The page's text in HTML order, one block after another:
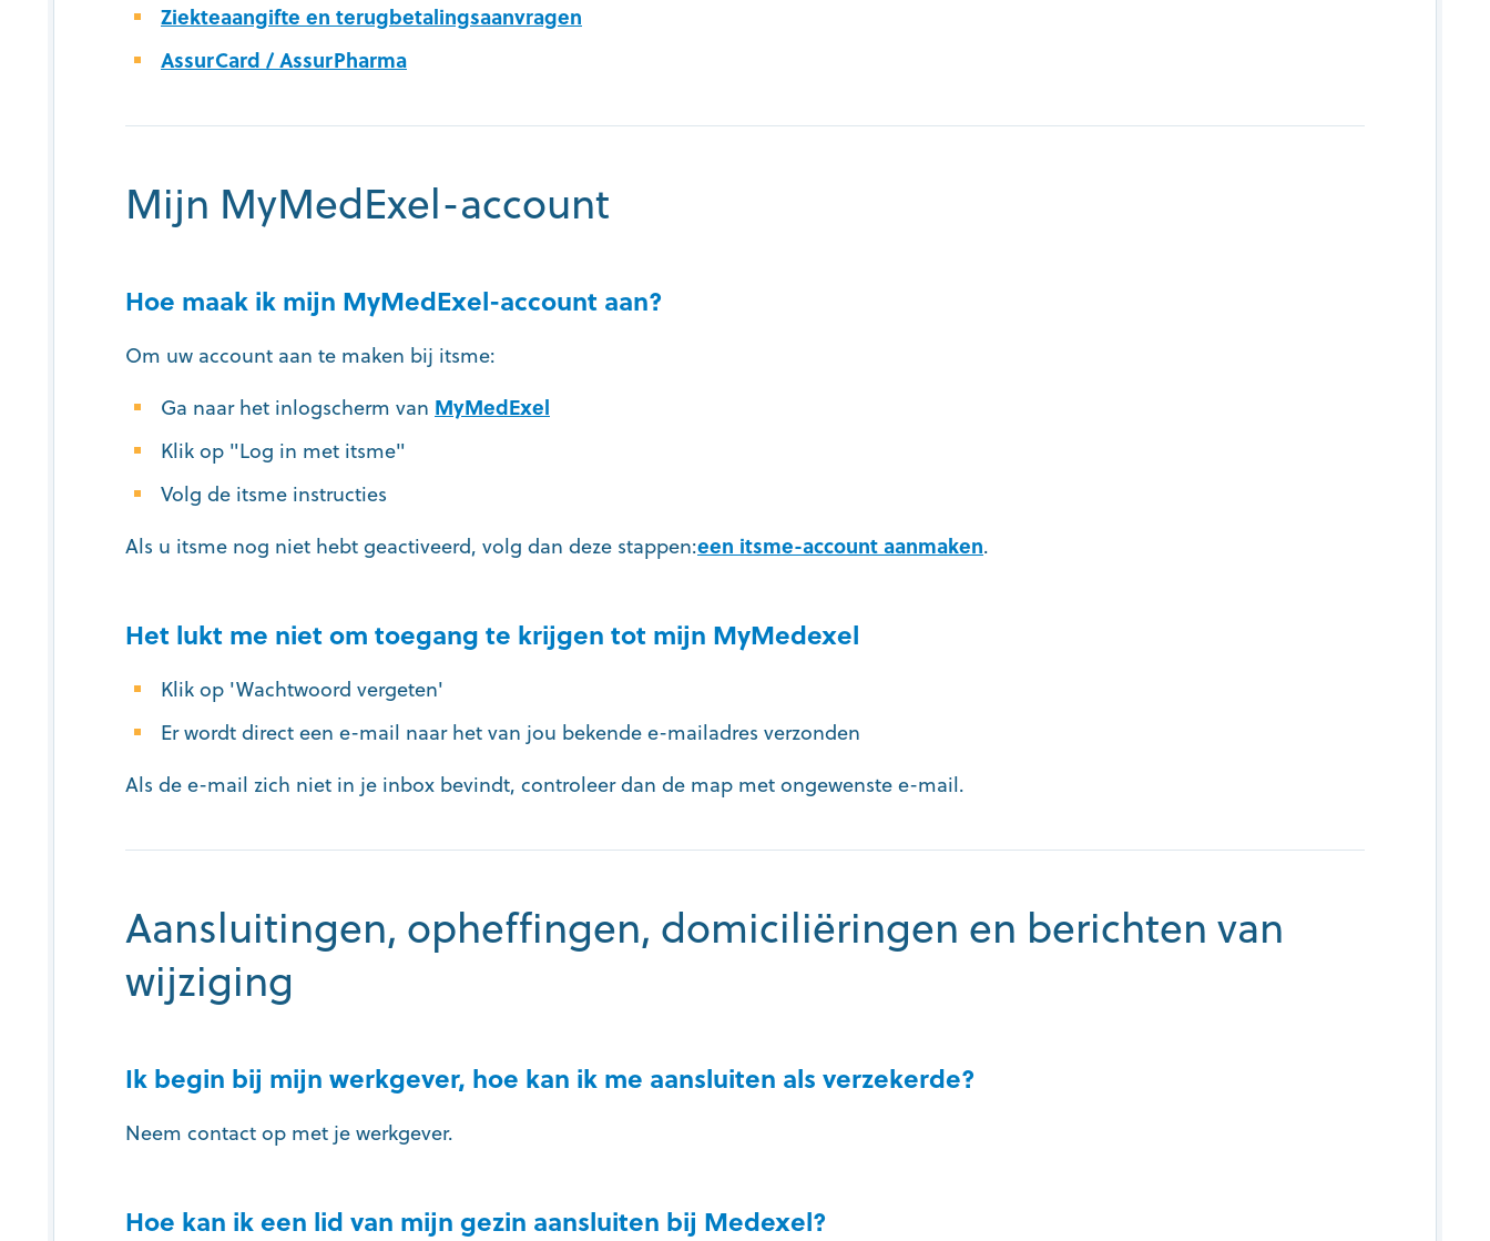
Ziekteaangifte en terugbetalingsaanvragen
AssurCard / AssurPharma
Mijn MyMedExel-account
Hoe maak ik mijn MyMedExel-account aan?
Om uw account aan te maken bij itsme:
Ga naar het inlogscherm van MyMedExel
Klik op "Log in met itsme"
Volg de itsme instructies
Als u itsme nog niet hebt geactiveerd, volg dan deze stappen:een itsme-account aanmaken.
Het lukt me niet om toegang te krijgen tot mijn MyMedexel
Klik op 'Wachtwoord vergeten'
Er wordt direct een e-mail naar het van jou bekende e-mailadres verzonden
Als de e-mail zich niet in je inbox bevindt, controleer dan de map met ongewenste e-mail.
Aansluitingen, opheffingen, domiciliëringen en berichten van
wijziging
Ik begin bij mijn werkgever, hoe kan ik me aansluiten als verzekerde?
Neem contact op met je werkgever.
Hoe kan ik een lid van mijn gezin aansluiten bij Medexel?